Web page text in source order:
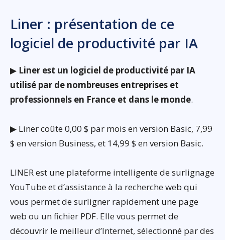
Liner : présentation de ce
logiciel de productivité par IA
▶ Liner est un logiciel de productivité par IA
utilisé par de nombreuses entreprises et
professionnels en France et dans le monde.
▶ Liner coûte 0,00 $ par mois en version Basic, 7,99
$ en version Business, et 14,99 $ en version Basic.
LINER est une plateforme intelligente de surlignage
YouTube et d’assistance à la recherche web qui
vous permet de surligner rapidement une page
web ou un fichier PDF. Elle vous permet de
découvrir le meilleur d’Internet, sélectionné par des